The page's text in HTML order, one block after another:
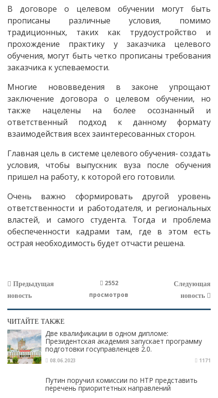
В договоре о целевом обучении могут быть
прописаны различные условия, помимо
традиционных, таких как трудоустройство и
прохождение практику у заказчика целевого
обучения, могут быть четко прописаны требования
заказчика к успеваемости.
Многие нововведения в законе упрощают
заключение договора о целевом обучении, но
также нацелены на более осознанный и
ответственный подход к данному формату
взаимодействия всех заинтересованных сторон.
Главная цель в системе целевого обучения- создать
условия, чтобы выпускник вуза после обучения
пришел на работу, к которой его готовили.
Очень важно сформировать другой уровень
ответственности и работодателя, и региональных
властей, и самого студента. Тогда и проблема
обеспеченности кадрами там, где в этом есть
острая необходимость будет отчасти решена.
Предыдущая
новость
2552
просмотров
Следующая
новость
ЧИТАЙТЕ ТАКЖЕ
Две квалификации в одном дипломе:
Президентская академия запускает программу
подготовки госуправленцев 2.0.
08.06.2023 1171
Путин поручил комиссии по НТР представить
перечень приоритетных направлений